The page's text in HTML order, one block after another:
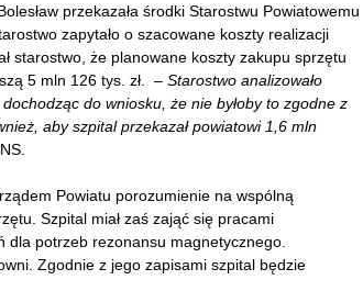
przekazała środki Starostwu Powiatowemu
zapytało o szacowane koszty realizacji
starostwo, że planowane koszty zakupu sprzętu
5 mln 126 tys. zł. – Starostwo analizowało
do wniosku, że nie byłoby to zgodne z
aby szpital przekazał powiatowi 1,6 mln
Powiatu porozumienie na wspólną
Szpital miał zaś zająć się pracami
potrzeb rezonansu magnetycznego.
Zgodnie z jego zapisami szpital będzie